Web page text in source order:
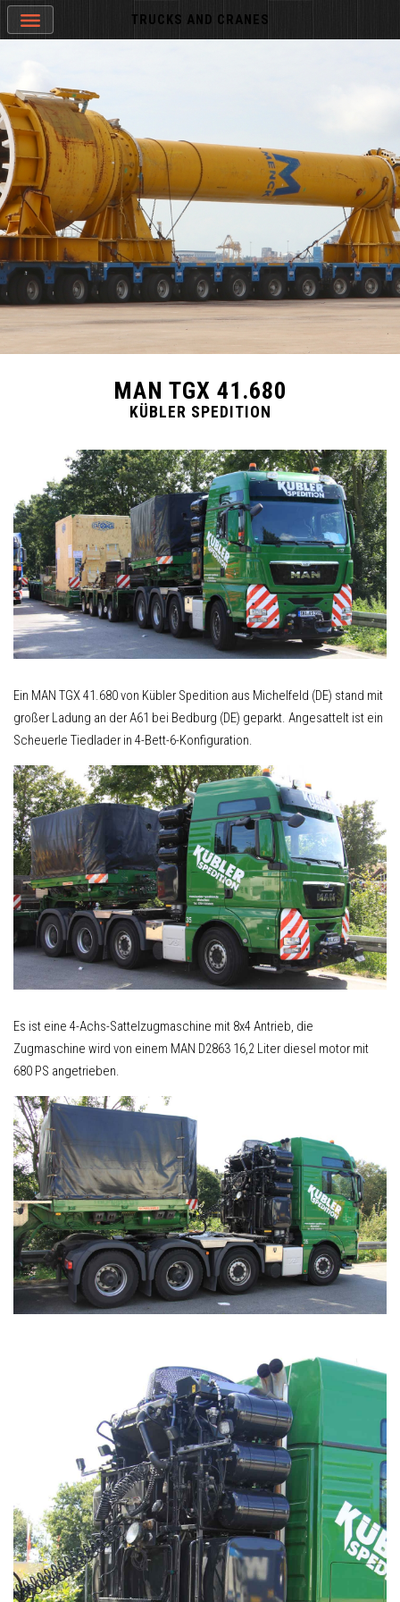
MAN TGX 41.680
KÜBLER SPEDITION
Ein MAN TGX 41.680 von Kübler Spedition aus Michelfeld (DE) stand mit
großer Ladung an der A61 bei Bedburg (DE) geparkt. Angesattelt ist ein
Scheuerle Tiedlader in 4-Bett-6-Konfiguration.
Es ist eine 4-Achs-Sattelzugmaschine mit 8x4 Antrieb, die
Zugmaschine wird von einem MAN D2863 16,2 Liter diesel motor mit
680 PS angetrieben.
TRUCKS AND CRANES